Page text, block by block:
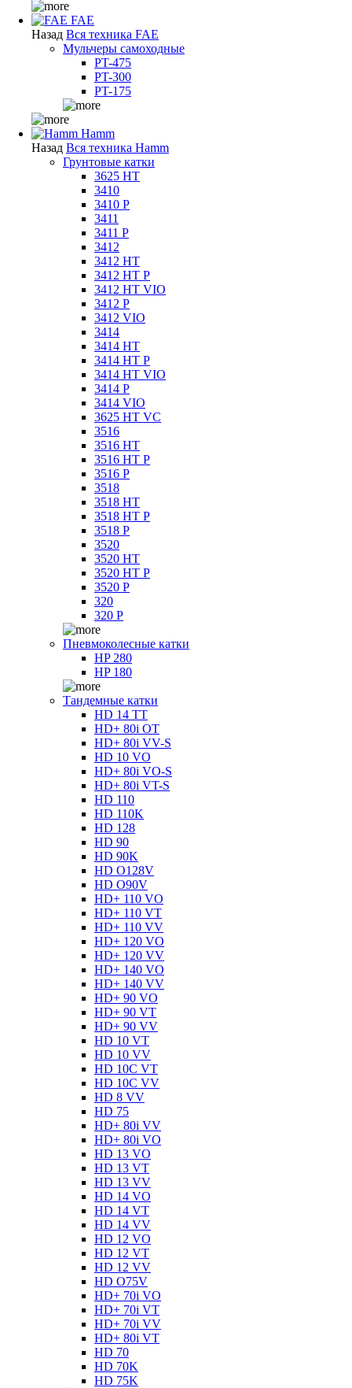
FAE
Назад Вся техника FAE
Мульчеры самоходные
PT-475
PT-300
PT-175
Hamm
Назад Вся техника Hamm
Грунтовые катки
3625 HT
3410
3410 P
3411
3411 P
3412
3412 HT
3412 HT P
3412 HT VIO
3412 P
3412 VIO
3414
3414 HT
3414 HT P
3414 HT VIO
3414 P
3414 VIO
3625 HT VC
3516
3516 HT
3516 HT P
3516 P
3518
3518 HT
3518 HT P
3518 P
3520
3520 HT
3520 HT P
3520 P
320
320 P
Пневмоколесные катки
HP 280
HP 180
Тандемные катки
HD 14 TT
HD+ 80i OT
HD+ 80i VV-S
HD 10 VO
HD+ 80i VO-S
HD+ 80i VT-S
HD 110
HD 110K
HD 128
HD 90
HD 90K
HD O128V
HD O90V
HD+ 110 VO
HD+ 110 VT
HD+ 110 VV
HD+ 120 VO
HD+ 120 VV
HD+ 140 VO
HD+ 140 VV
HD+ 90 VO
HD+ 90 VT
HD+ 90 VV
HD 10 VT
HD 10 VV
HD 10C VT
HD 10C VV
HD 8 VV
HD 75
HD+ 80i VV
HD+ 80i VO
HD 13 VO
HD 13 VT
HD 13 VV
HD 14 VO
HD 14 VT
HD 14 VV
HD 12 VO
HD 12 VT
HD 12 VV
HD O75V
HD+ 70i VO
HD+ 70i VT
HD+ 70i VV
HD+ 80i VT
HD 70
HD 70K
HD 75K